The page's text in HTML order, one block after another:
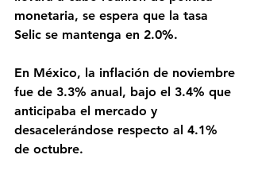
monetaria, se espera que la tasa
Selic se mantenga en 2.0%.
En México, la inflación de noviembre
fue de 3.3% anual, bajo el 3.4% que
anticipaba el mercado y
desacelerándose respecto al 4.1%
de octubre.